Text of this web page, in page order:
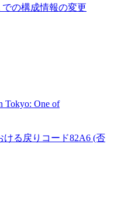
での構成情報の変更
Tokyo: One of
ける戻りコード82A6 (否